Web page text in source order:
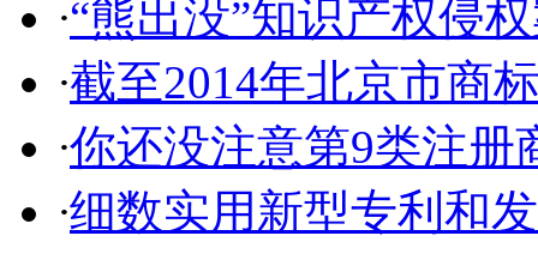
·“熊出没”知识产权侵
·截至2014年北京市商
·你还没注意第9类注册
·细数实用新型专利和